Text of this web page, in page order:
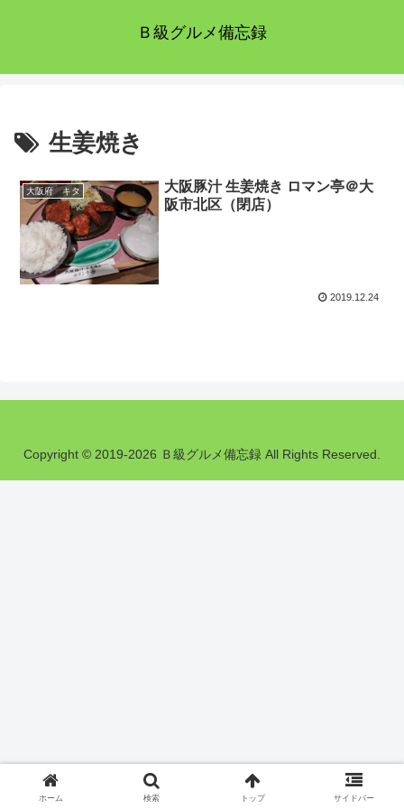
Ｂ級グルメ備忘録
生姜焼き
大阪府 キタ
大阪豚汁 生姜焼き ロマン亭＠大
阪市北区（閉店）
2019.12.24
Copyright © 2019-2026 Ｂ級グルメ備忘録 All Rights Reserved.
ホーム 検索 トップ サイドバー